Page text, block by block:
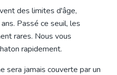
des limites d'âge,
Passé ce seuil, les
rares. Nous vous
rapidement.
sera jamais couverte par un